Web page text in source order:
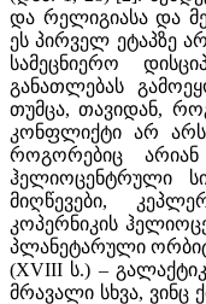
და რელიგიასა და
ეს პირველ ეტაპზე
სამეცნიერო
განათლებას
თუმცა, თავიდან,
კონფლიქტი არ
როგორებიც
ჰელიოცენტრული
მიღწევები,
კოპერნიკის
პლანეტარული
(XVIII ს.) –
მრავალი სხვა, ვინც